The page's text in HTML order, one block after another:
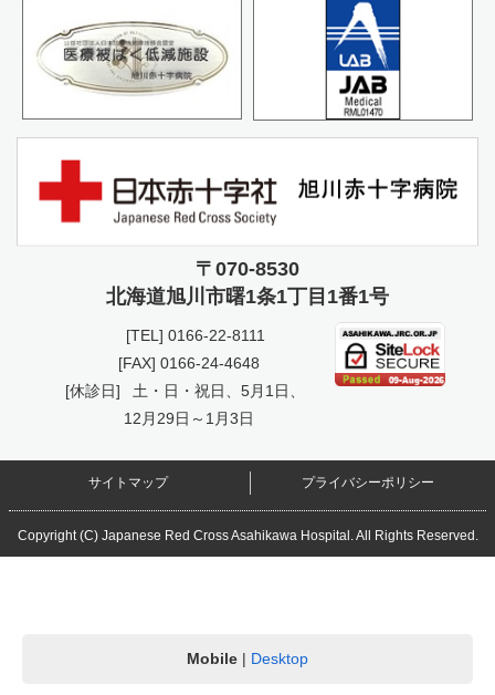
〒070-8530
北海道旭川市曙1条1丁目1番1号
[TEL] 0166-22-8111
[FAX] 0166-24-4648
[休診日]
土・日・祝日、5月1日、
12月29日～1月3日
サイトマップ プライバシーポリシー
Copyright (C) Japanese Red Cross Asahikawa Hospital. All Rights Reserved.
Mobile | Desktop